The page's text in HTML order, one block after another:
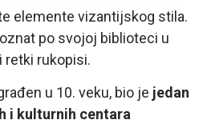
elemente vizantijskog stila.
po svojoj biblioteci u
retki rukopisi.
u 10. veku, bio je jedan
i kulturnih centara